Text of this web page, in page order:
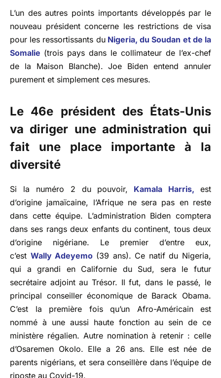
L’un des autres points importants développés par le
nouveau président concerne les restrictions de visa
pour les ressortissants duNigeria, du Soudan et de la
Somalie (trois pays dans le collimateur de l’ex-chef
de la Maison Blanche). Joe Biden entend annuler
purement et simplement ces mesures.
Le 46e président des États-Unis
va diriger une administration qui
fait une place importante à la
diversité
Si la numéro 2 du pouvoir, Kamala Harris, est
d’origine jamaïcaine, l’Afrique ne sera pas en reste
dans cette équipe. L’administration Biden comptera
dans ses rangs deux enfants du continent, tous deux
d’origine nigériane. Le premier d’entre eux,
c’est Wally Adeyemo (39 ans). Ce natif du Nigeria,
qui a grandi en Californie du Sud, sera le futur
secrétaire adjoint au Trésor. Il fut, dans le passé, le
principal conseiller économique de Barack Obama.
C’est la première fois qu’un Afro-Américain est
nommé à une aussi haute fonction au sein de ce
ministère régalien. Autre nomination à retenir : celle
d’Osaremen Okolo. Elle a 26 ans. Elle est née de
parents nigérians, et sera conseillère dans l’équipe de
riposte au Covid-19.